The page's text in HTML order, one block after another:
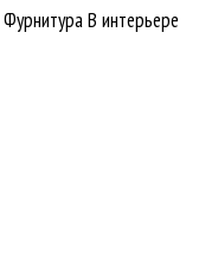
ФурнитураВ интерьере